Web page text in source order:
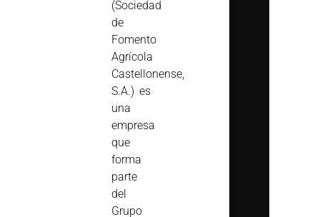
(Sociedad
de
Fomento
Agrícola
Castellonense,
S.A.) es
una
empresa
que
forma
parte
del
Grupo